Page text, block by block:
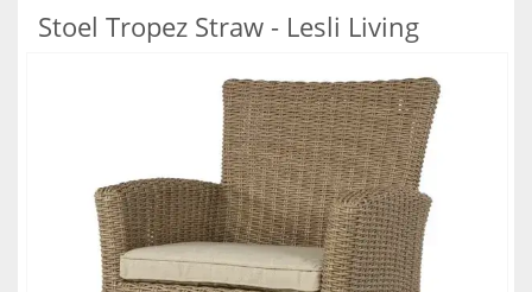
Stoel Tropez Straw - Lesli Living